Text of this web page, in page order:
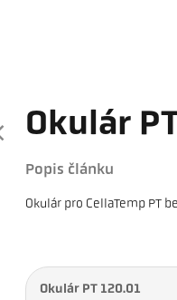
Okulár
Popis článku
Okulár pro CellaTemp PT
Okulár PT 120.01